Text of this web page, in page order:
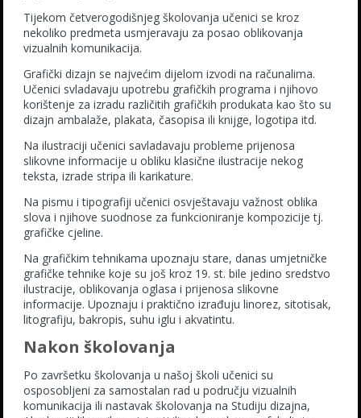
Tijekom četverogodišnjeg školovanja učenici se kroz
nekoliko predmeta usmjeravaju za posao oblikovanja
vizualnih komunikacija.
Grafički dizajn se najvećim dijelom izvodi na računalima.
Učenici svladavaju upotrebu grafičkih programa i njihovo
korištenje za izradu različitih grafičkih produkata kao što su
dizajn ambalaže, plakata, časopisa ili knijge, logotipa itd.
Na ilustraciji učenici savladavaju probleme prijenosa
slikovne informacije u obliku klasične ilustracije nekog
teksta, izrade stripa ili karikature.
Na pismu i tipografiji učenici osvještavaju važnost oblika
slova i njihove suodnose za funkcioniranje kompozicije tj.
grafičke cjeline.
Na grafičkim tehnikama upoznaju stare, danas umjetničke
grafičke tehnike koje su još kroz 19. st. bile jedino sredstvo
ilustracije, oblikovanja oglasa i prijenosa slikovne
informacije. Upoznaju i praktično izrađuju linorez, sitotisak,
litografiju, bakropis, suhu iglu i akvatintu.
Nakon školovanja
Po završetku školovanja u našoj školi učenici su
osposobljeni za samostalan rad u području vizualnih
komunikacija ili nastavak školovanja na Studiju dizajna,